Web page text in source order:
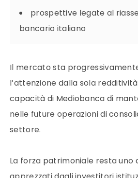
prospettive legate al
bancario italiano
Il mercato sta
l’attenzione dalla sola
capacità di Mediobanca di
nelle future operazioni di
settore.
La forza patrimoniale resta uno